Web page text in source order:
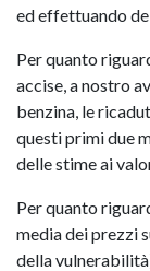
ed effettuando
Per quanto
accise, a nostro
benzina, le
questi primi due
delle stime ai
Per quanto
media dei prezzi
della